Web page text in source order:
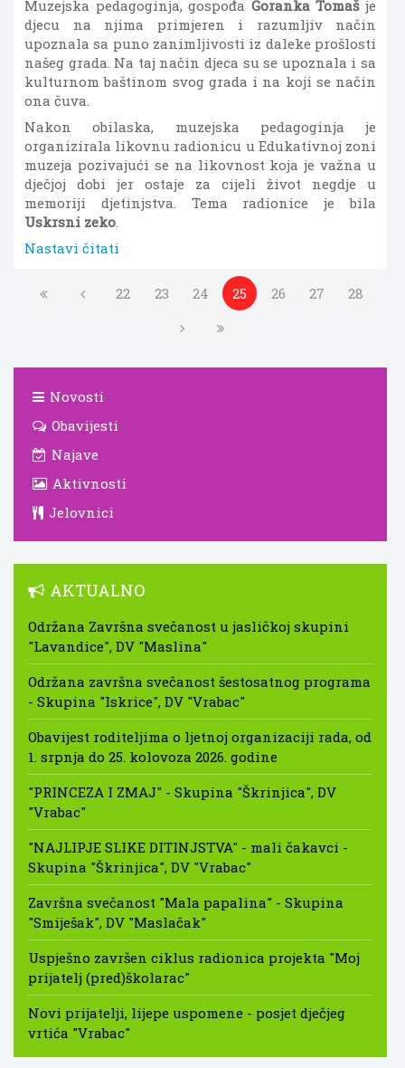
Muzejska pedagoginja, gospođa Goranka Tomašje
djecu na njima primjeren i razumljiv način
upoznala sa puno zanimljivosti iz daleke prošlosti
našeg grada. Na taj način djeca su se upoznala i sa
kulturnom baštinom svog grada i na koji se način
ona čuva.
Nakon obilaska, muzejska pedagoginja je
organizirala likovnu radionicu u Edukativnoj zoni
muzeja pozivajući se na likovnost koja je važna u
dječjoj dobi jer ostaje za cijeli život negdje u
memoriji djetinjstva. Tema radionice je bila
Uskrsni zeko.
Nastavi čitati
22 23 24 25 26 27 28
Novosti
Obavijesti
Najave
Aktivnosti
Jelovnici
AKTUALNO
Održana Završna svečanost u jasličkoj skupini
"Lavandice", DV "Maslina"
Održana završna svečanost šestosatnog programa
- Skupina "Iskrice", DV "Vrabac"
Obavijest roditeljima o ljetnoj organizaciji rada, od
1. srpnja do 25. kolovoza 2026. godine
"PRINCEZA I ZMAJ" - Skupina "Škrinjica", DV
"Vrabac"
"NAJLIPJE SLIKE DITINJSTVA" - mali čakavci -
Skupina "Škrinjica", DV "Vrabac"
Završna svečanost "Mala papalina" - Skupina
"Smiješak", DV "Maslačak"
Uspješno završen ciklus radionica projekta "Moj
prijatelj (pred)školarac"
Novi prijatelji, lijepe uspomene - posjet dječjeg
vrtića "Vrabac"